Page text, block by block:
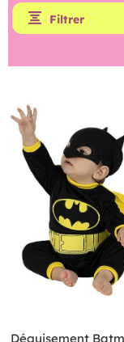
Filtrer
Déguisement